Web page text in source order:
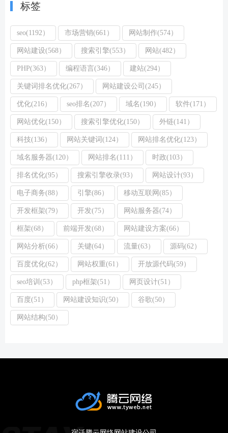
标签
seo(1192） 市场营销(661） 网站制作(574）
网站建设(568） 搜索引擎(553） 网站(482）
PHP(363） 编程语言(346） 建站(294）
关键词排名优化(267） 网站建设公司(245）
优化(216） seo排名(207） 域名(190） 软件(171）
网站优化(150） 搜索引擎优化(150） 外链(141）
科技(136） 网站关键词(124） 网站排名优化(123）
域名服务器(120） 网站排名(111） 时政(103）
排名优化(95） 搜索引擎收录(93） 网站设计(93）
电子商务(88） 引擎(86） 移动互联网(85）
开发框架(79） 开发(75） 网站服务器(74）
框架(68） 前端开发(68） 网站建设方案(66）
网站分析(66） 关键(64） 流量(63） 源码(62）
百度优化(62） 网站权重(61） 开放源代码(59）
seo培训(53） php框架(51） 网页设计(51）
百度(51） 网站建设知识(50） 谷歌(50）
网站结构(50）